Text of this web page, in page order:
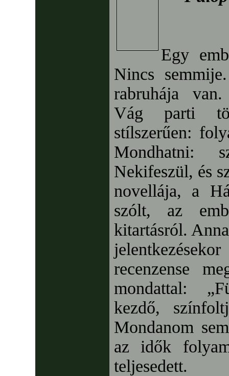
Egy
Nincs
rabruhája
Vág parti
stílszerűen:
Mondhatni:
Nekifeszül, és
novellája, a
szólt, az
kitartásról.
recenzense
mondattal:
kezdő,
Mondanom
az idők
teljesedett.